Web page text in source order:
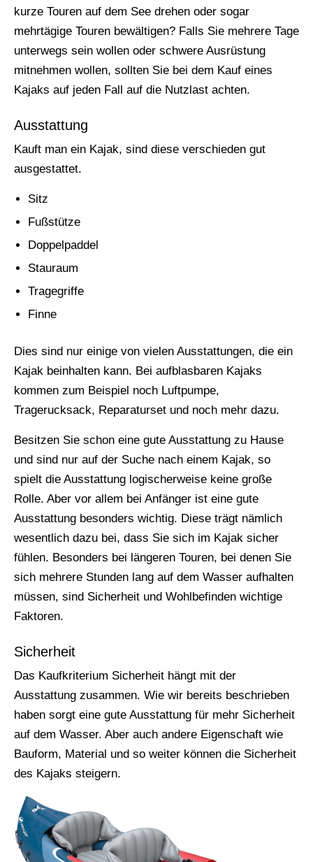
kurze Touren auf dem See drehen oder sogar
mehrtägige Touren bewältigen? Falls Sie mehrere Tage
unterwegs sein wollen oder schwere Ausrüstung
mitnehmen wollen, sollten Sie bei dem Kauf eines
Kajaks auf jeden Fall auf die Nutzlast achten.
Ausstattung
Kauft man ein Kajak, sind diese verschieden gut
ausgestattet.
Sitz
Fußstütze
Doppelpaddel
Stauraum
Tragegriffe
Finne
Dies sind nur einige von vielen Ausstattungen, die ein
Kajak beinhalten kann. Bei aufblasbaren Kajaks
kommen zum Beispiel noch Luftpumpe,
Tragerucksack, Reparaturset und noch mehr dazu.
Besitzen Sie schon eine gute Ausstattung zu Hause
und sind nur auf der Suche nach einem Kajak, so
spielt die Ausstattung logischerweise keine große
Rolle. Aber vor allem bei Anfänger ist eine gute
Ausstattung besonders wichtig. Diese trägt nämlich
wesentlich dazu bei, dass Sie sich im Kajak sicher
fühlen. Besonders bei längeren Touren, bei denen Sie
sich mehrere Stunden lang auf dem Wasser aufhalten
müssen, sind Sicherheit und Wohlbefinden wichtige
Faktoren.
Sicherheit
Das Kaufkriterium Sicherheit hängt mit der
Ausstattung zusammen. Wie wir bereits beschrieben
haben sorgt eine gute Ausstattung für mehr Sicherheit
auf dem Wasser. Aber auch andere Eigenschaft wie
Bauform, Material und so weiter können die Sicherheit
des Kajaks steigern.